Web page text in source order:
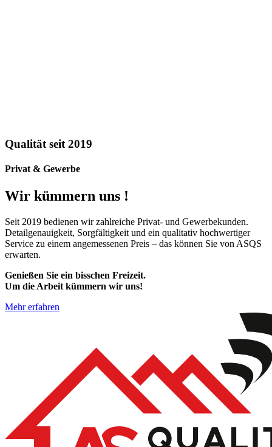
Qualität seit 2019
Privat & Gewerbe
Wir kümmern uns !
Seit 2019 bedienen wir zahlreiche Privat- und Gewerbekunden.
Detailgenauigkeit, Sorgfältigkeit und ein qualitativ hochwertiger
Service zu einem angemessenen Preis – das können Sie von ASQS
erwarten.
Genießen Sie ein bisschen Freizeit.
Um die Arbeit kümmern wir uns!
Mehr erfahren